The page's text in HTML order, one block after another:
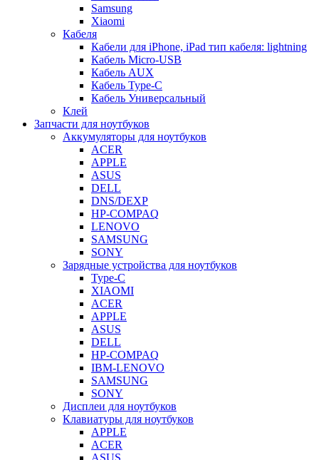
Samsung
Xiaomi
Кабеля
Кабели для iPhone, iPad тип кабеля: lightning
Кабель Micro-USB
Кабель AUX
Кабель Type-C
Кабель Универсальный
Клей
Запчасти для ноутбуков
Аккумуляторы для ноутбуков
ACER
APPLE
ASUS
DELL
DNS/DEXP
HP-COMPAQ
LENOVO
SAMSUNG
SONY
Зарядные устройства для ноутбуков
Type-C
XIAOMI
ACER
APPLE
ASUS
DELL
HP-COMPAQ
IBM-LENOVO
SAMSUNG
SONY
Дисплеи для ноутбуков
Клавиатуры для ноутбуков
APPLE
ACER
ASUS